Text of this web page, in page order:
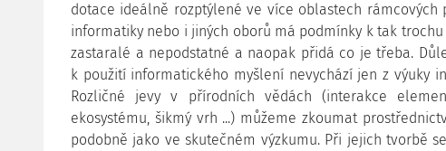
dotace ideálně rozptýlené ve více oblastech rámcových
informatiky nebo i jiných oborů má podmínky k tak trochu
zastaralé a nepodstatné a naopak přidá co je třeba.
k použití informatického myšlení nevychází jen z výuky
Rozličné jevy v přírodních vědách (interakce
ekosystému, šikmý vrh ...) můžeme zkoumat
podobně jako ve skutečném výzkumu. Při jejich tvorbě